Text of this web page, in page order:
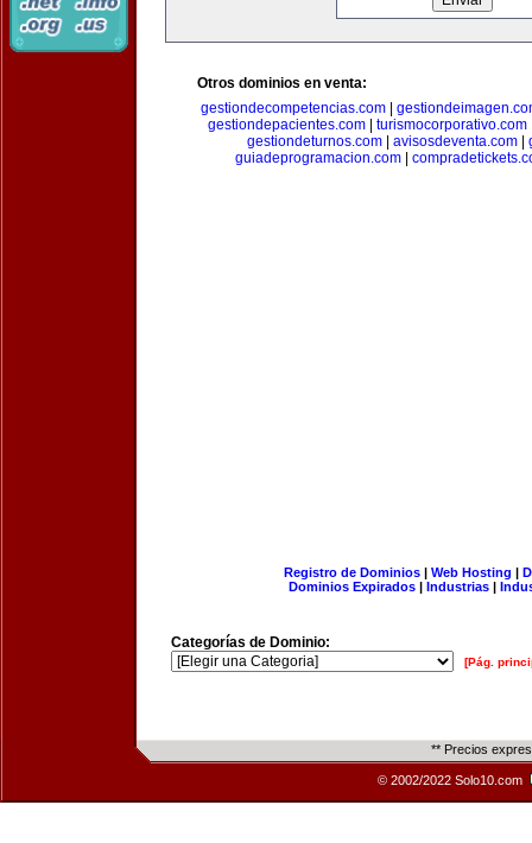
Otros dominios en venta:
gestiondecompetencias.com|
gestiondepacientes.com| turismocorporativo.com
gestiondeturnos.com| avisosdeventa.com|
guiadeprogramacion.com|
Registro de Dominios| Web Hosting |
Dominios Expirados | Industrias |
Categorías de Dominio:
[Pág.
** Precios
© 2002/2022 Solo10.com